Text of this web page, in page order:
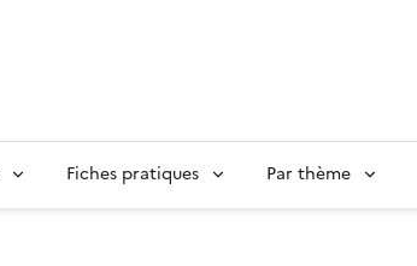
Fiches pratiques Par thème